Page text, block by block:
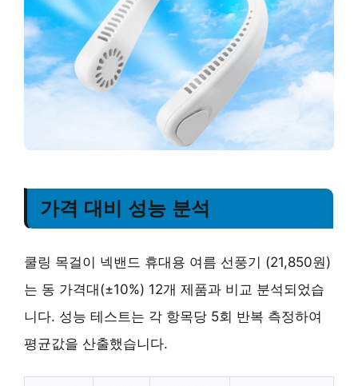
가격 대비 성능 분석
쿨링 목걸이 넥밴드 휴대용 여름 선풍기 (21,850원)
는 동 가격대(±10%) 12개 제품과 비교 분석되었습
니다. 성능 테스트는 각 항목당 5회 반복 측정하여
평균값을 산출했습니다.